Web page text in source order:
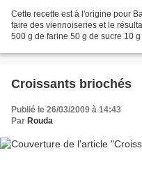
Cette recette est à l'origine pour
faire des viennoiseries et le
500 g de farine 50 g de sucre 10
Croissants briochés
Publié le 26/03/2009 à 14:43
Par Rouda